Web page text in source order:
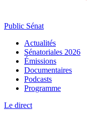
Public Sénat
Actualités
Sénatoriales 2026
Émissions
Documentaires
Podcasts
Programme
Le direct